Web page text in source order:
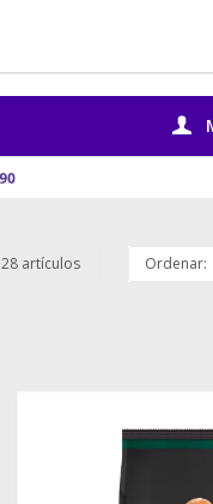
28 artículos